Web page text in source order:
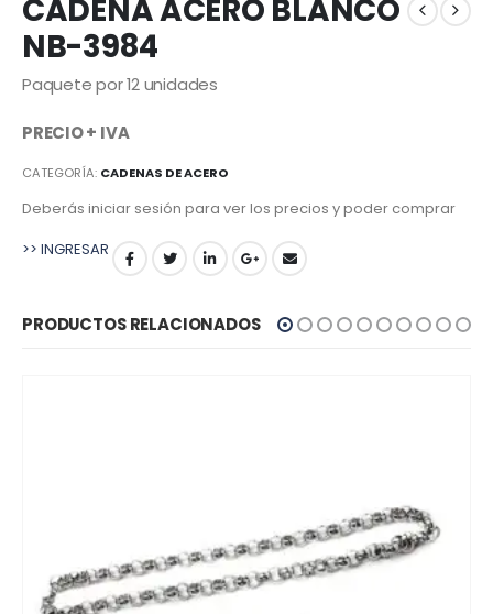
CADENA ACERO BLANCO
NB-3984
Paquete por 12 unidades
PRECIO + IVA
CATEGORÍA: CADENAS DE ACERO
Deberás iniciar sesión para ver los precios y poder comprar
>> INGRESAR
PRODUCTOS RELACIONADOS